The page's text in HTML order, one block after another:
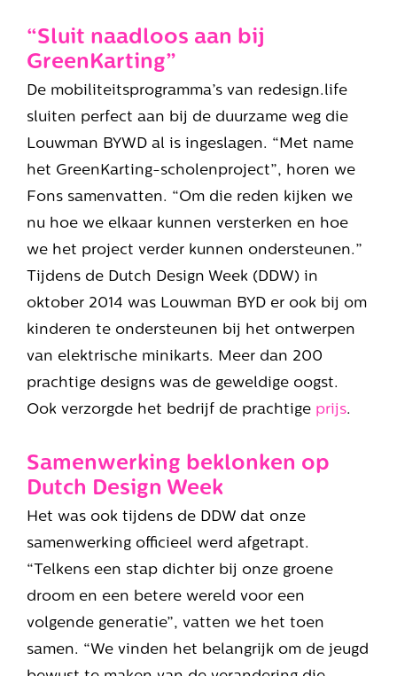
“Sluit naadloos aan bij
GreenKarting”
De mobiliteitsprogramma’s van redesign.life
sluiten perfect aan bij de duurzame weg die
Louwman BYWD al is ingeslagen. “Met name
het GreenKarting-scholenproject”, horen we
Fons samenvatten. “Om die reden kijken we
nu hoe we elkaar kunnen versterken en hoe
we het project verder kunnen ondersteunen.”
Tijdens de Dutch Design Week (DDW) in
oktober 2014 was Louwman BYD er ook bij om
kinderen te ondersteunen bij het ontwerpen
van elektrische minikarts. Meer dan 200
prachtige designs was de geweldige oogst.
Ook verzorgde het bedrijf de prachtige prijs
Samenwerking beklonken op
Dutch Design Week
Het was ook tijdens de DDW dat onze
samenwerking officieel werd afgetrapt.
“Telkens een stap dichter bij onze groene
droom en een betere wereld voor een
volgende generatie”, vatten we het toen
samen. “We vinden het belangrijk om de jeugd